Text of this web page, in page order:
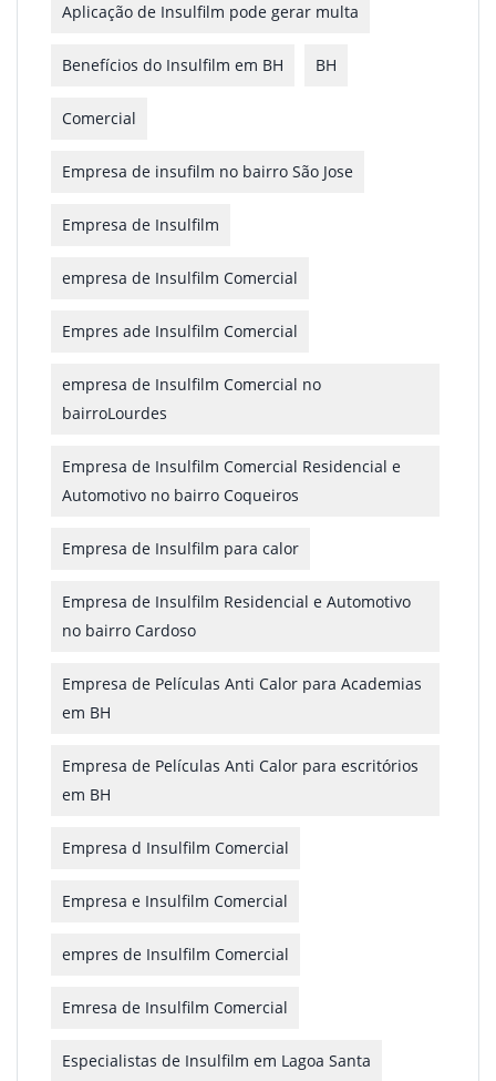
Aplicação de Insulfilm pode gerar multa
Benefícios do Insulfilm em BH BH
Comercial
Empresa de insufilm no bairro São Jose
Empresa de Insulfilm
empresa de Insulfilm Comercial
Empres ade Insulfilm Comercial
empresa de Insulfilm Comercial no
bairroLourdes
Empresa de Insulfilm Comercial Residencial e
Automotivo no bairro Coqueiros
Empresa de Insulfilm para calor
Empresa de Insulfilm Residencial e Automotivo
no bairro Cardoso
Empresa de Películas Anti Calor para Academias
em BH
Empresa de Películas Anti Calor para escritórios
em BH
Empresa d Insulfilm Comercial
Empresa e Insulfilm Comercial
empres de Insulfilm Comercial
Emresa de Insulfilm Comercial
Especialistas de Insulfilm em Lagoa Santa